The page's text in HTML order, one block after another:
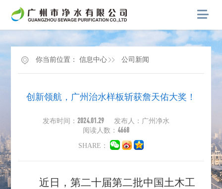
你当前位置： 信息中心 公司新闻
创新领航，广州治水样板斩获詹天佑大奖！
发布时间： 2024.01.29
发布人：广州净水
阅读人数： 4668
SHARE：
近日，第二十届第二批中国土木工